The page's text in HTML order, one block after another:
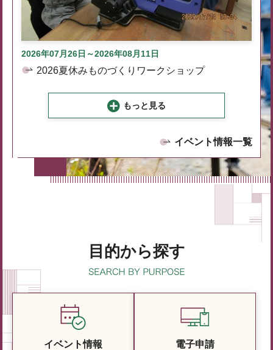
2026年07月26日～2026年08月11日
2026夏休みものづくりワークショップ
もっと見る
イベント情報一覧
目的から探す
イベント情報 電子申請